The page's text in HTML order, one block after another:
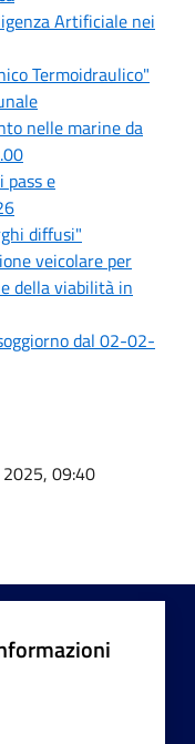
Artificiale nei
Termoidraulico"
nelle marine da
pass e
diffusi"
veicolare per
della viabilità in
dal 02-02-
09:40